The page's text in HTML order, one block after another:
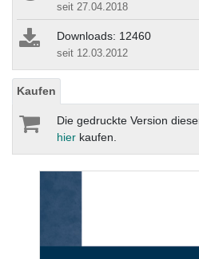
seit 27.04.2018
Downloads: 12460
seit 12.03.2012
Kaufen
Die gedruckte Version
hier kaufen.